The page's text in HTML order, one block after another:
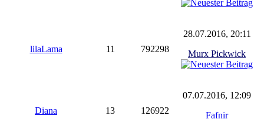
lilaLama 11 792298
28.07.2016, 20:11
Murx Pickwick
Diana 13 126922
07.07.2016, 12:09
Fafnir